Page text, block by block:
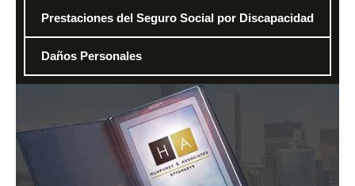
Prestaciones del Seguro Social por Discapacidad
Daños Personales